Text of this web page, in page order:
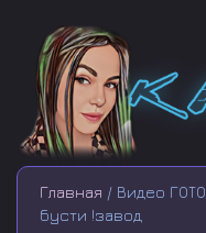
Главная / Видео
бусти !завод